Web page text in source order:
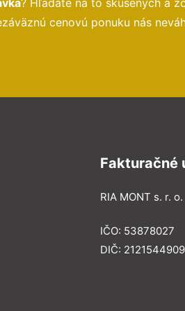
cenovú ponuku nás
Fakturačné
RIA MONT s. r. o.
IČO: 53878027
DIČ: 2121544909